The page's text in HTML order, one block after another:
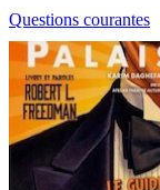
Questions courantes